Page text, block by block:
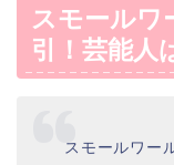
スモールワ
引！芸能人
スモールワー